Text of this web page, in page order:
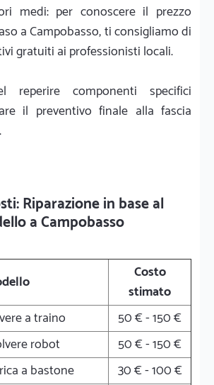
medi: per conoscere il prezzo
a Campobasso, ti consigliamo di
gratuiti ai professionisti locali.
reperire componenti specifici
il preventivo finale alla fascia
Riparazione in base al
a Campobasso
Costo
stimato
a traino
50 € - 150 €
robot
50 € - 150 €
a bastone
30 € - 100 €